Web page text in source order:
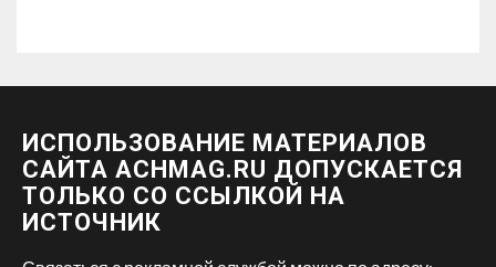
ИСПОЛЬЗОВАНИЕ МАТЕРИАЛОВ
САЙТА ACHMAG.RU ДОПУСКАЕТСЯ
ТОЛЬКО СО ССЫЛКОЙ НА
ИСТОЧНИК